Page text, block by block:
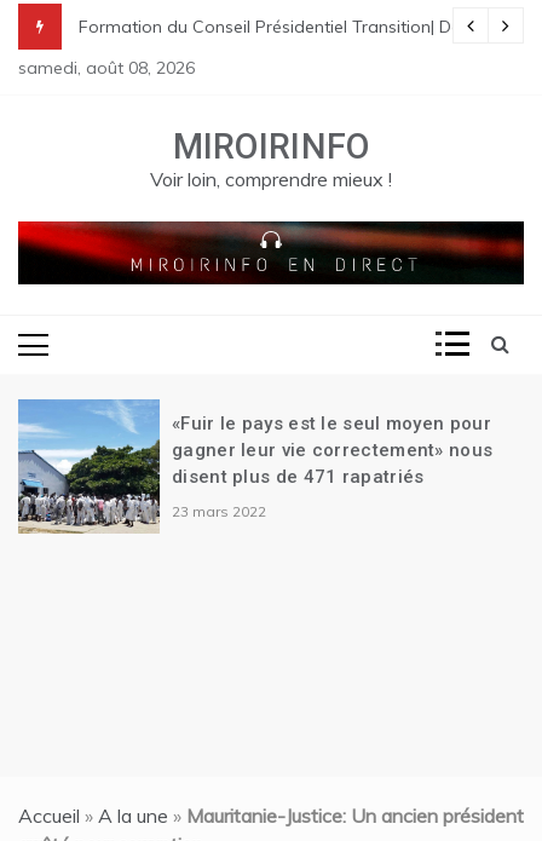
content
à St Raphael | Le premier Garry Conille rencontre les
pénale en Haïti
Transition| Ariel Henry remet sa démission| Le Canada se
Formation du Conseil Présidentiel Transition|
samedi, août 08, 2026
MIROIRINFO
Voir loin, comprendre mieux !
«Fuir le pays est le seul moyen pour
gagner leur vie correctement» nous
disent plus de 471 rapatriés
23 mars 2022
Accueil » A la une » Mauritanie-Justice: Un ancien président